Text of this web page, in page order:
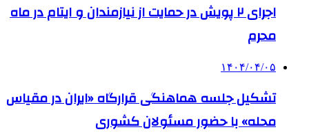
اجرای ۲ پویش‌ در حمایت از نیازمندان و ایتام در ماه
محرم
۱۴۰۴/۰۴/۰۵
تشکیل جلسه هماهنگی قرارگاه «ایران در مقیاس
محله» با حضور مسئولان کشوری